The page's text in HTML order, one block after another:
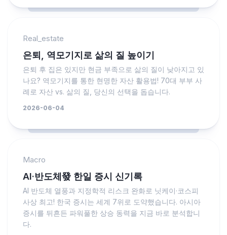
Real_estate
은퇴, 역모기지로 삶의 질 높이기
은퇴 후 집은 있지만 현금 부족으로 삶의 질이 낮아지고 있
나요? 역모기지를 통한 현명한 자산 활용법! 70대 부부 사
례로 자산 vs. 삶의 질, 당신의 선택을 돕습니다.
2026-06-04
Macro
AI·반도체發 한일 증시 신기록
AI 반도체 열풍과 지정학적 리스크 완화로 닛케이·코스피
사상 최고! 한국 증시는 세계 7위로 도약했습니다. 아시아
증시를 뒤흔든 파워풀한 상승 동력을 지금 바로 분석합니
다.